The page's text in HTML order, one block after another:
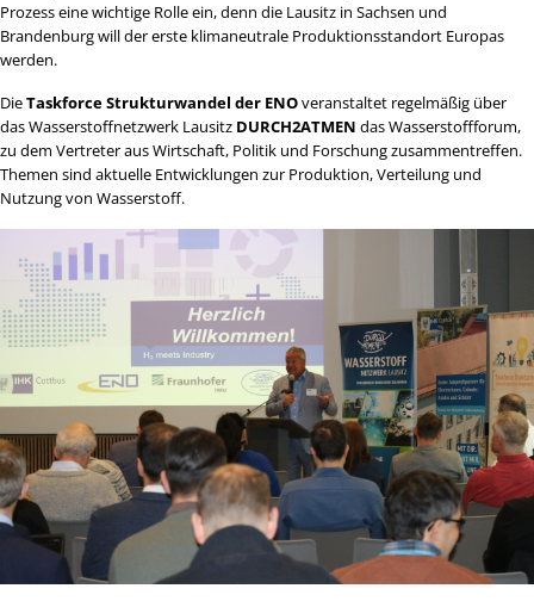
Prozess eine wichtige Rolle ein, denn die Lausitz in Sachsen und
Brandenburg will der erste klimaneutrale Produktionsstandort Europas
werden.
DieTaskforce Strukturwandel der ENOveranstaltet regelmäßig über
das Wasserstoffnetzwerk Lausitz DURCH2ATMEN das Wasserstoffforum,
zu dem Vertreter aus Wirtschaft, Politik und Forschung zusammentreffen.
Themen sind aktuelle Entwicklungen zur Produktion, Verteilung und
Nutzung von Wasserstoff.